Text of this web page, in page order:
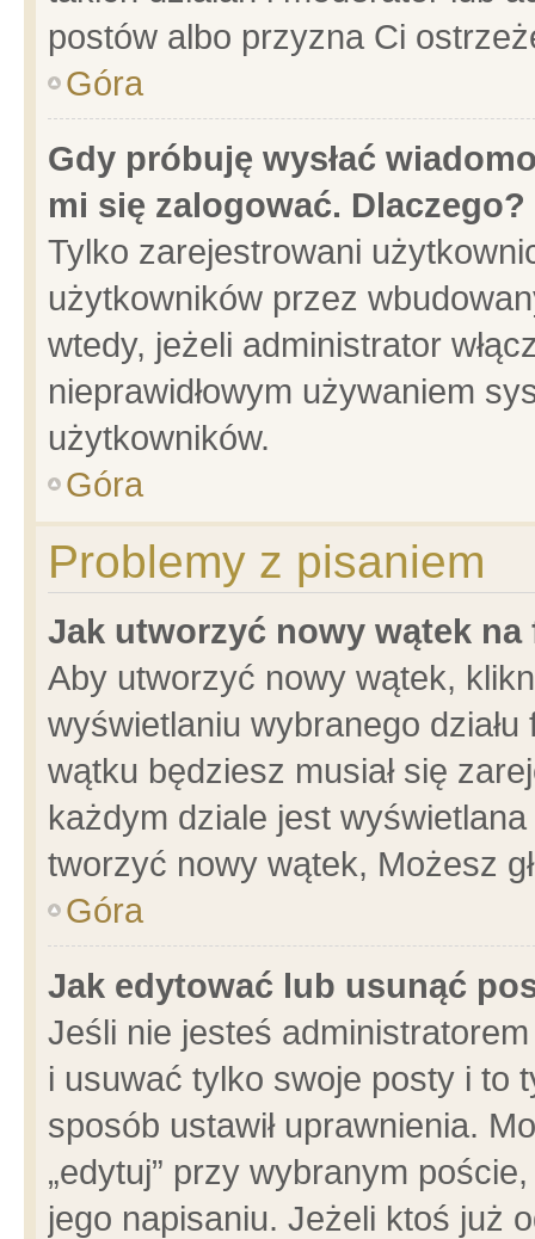
postów albo przyzna Ci
Góra
Gdy próbuję wysłać
mi się zalogować. Dlaczego?
Tylko zarejestrowani
użytkowników przez
wtedy, jeżeli administrator
nieprawidłowym używaniem
użytkowników.
Góra
Problemy z pisaniem
Jak utworzyć nowy wątek na
Aby utworzyć nowy wątek,
wyświetlaniu wybranego
wątku będziesz musiał się
każdym dziale jest
tworzyć nowy wątek, Możesz
Góra
Jak edytować lub usunąć
Jeśli nie jesteś
i usuwać tylko swoje posty i to
sposób ustawił uprawnienia.
„edytuj” przy wybranym
jego napisaniu. Jeżeli ktoś już